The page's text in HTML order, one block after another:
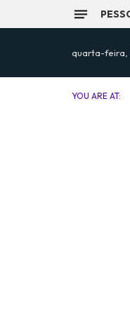
quarta-feira,
YOU ARE AT: